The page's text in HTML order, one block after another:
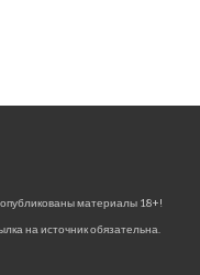
материалы 18+!
на источник обязательна.